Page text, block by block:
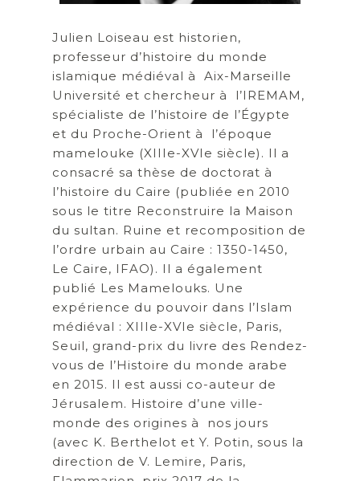
Julien Loiseau est historien,
professeur d’histoire du monde
islamique médiéval à Aix-Marseille
Université et chercheur à l’IREMAM,
spécialiste de l’histoire de l’Égypte
et du Proche-Orient à l’époque
mamelouke (XIIIe-XVIe siècle). Il a
consacré sa thèse de doctorat à
l’histoire du Caire (publiée en 2010
sous le titre Reconstruire la Maison
du sultan. Ruine et recomposition de
l’ordre urbain au Caire : 1350-1450,
Le Caire, IFAO). Il a également
publié Les Mamelouks. Une
expérience du pouvoir dans l’Islam
médiéval : XIIIe-XVIe siècle, Paris,
Seuil, grand-prix du livre des Rendez-
vous de l’Histoire du monde arabe
en 2015. Il est aussi co-auteur de
Jérusalem. Histoire d’une ville-
monde des origines à nos jours
(avec K. Berthelot et Y. Potin, sous la
direction de V. Lemire, Paris,